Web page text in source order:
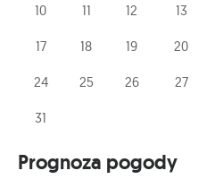
10 11 12 13
17 18 19 20
24 25 26 27
31
Prognoza pogody